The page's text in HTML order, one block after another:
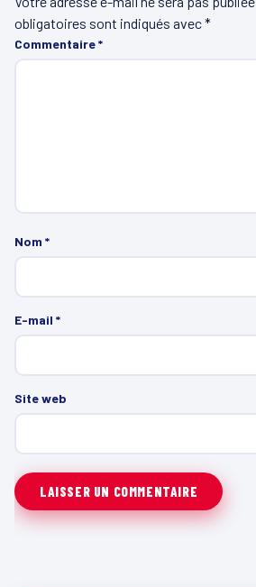
obligatoires sont indiqués avec*
Commentaire*
Nom *
E-mail *
Site web